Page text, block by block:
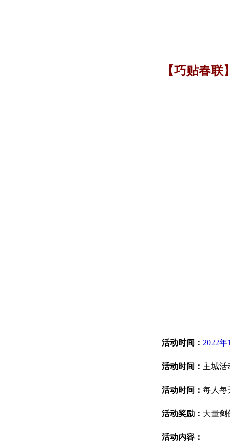
【巧贴春联
活动时间： 2022
活动时间： 主城活
活动时间： 每人每
活动奖励： 大量剑
活动内容：